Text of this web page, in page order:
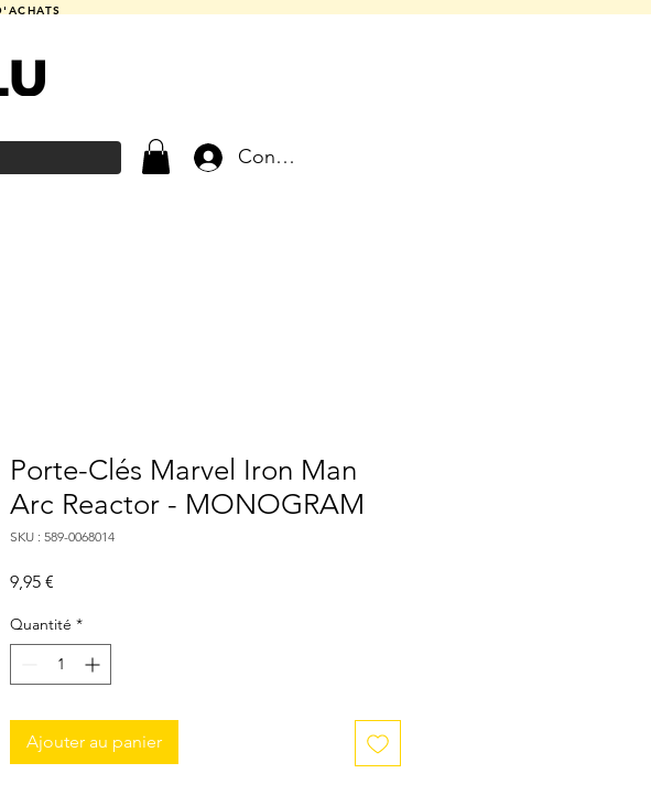
Connexion
Porte-Clés Marvel Iron Man
Arc Reactor - MONOGRAM
SKU : 589-0068014
9,95 €
Quantité *
Ajouter au panier